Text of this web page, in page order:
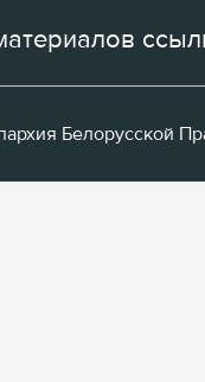
Белорусской